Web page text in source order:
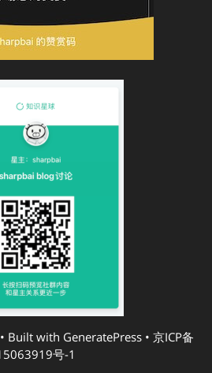
• Built with GeneratePress• 京ICP备
号-1